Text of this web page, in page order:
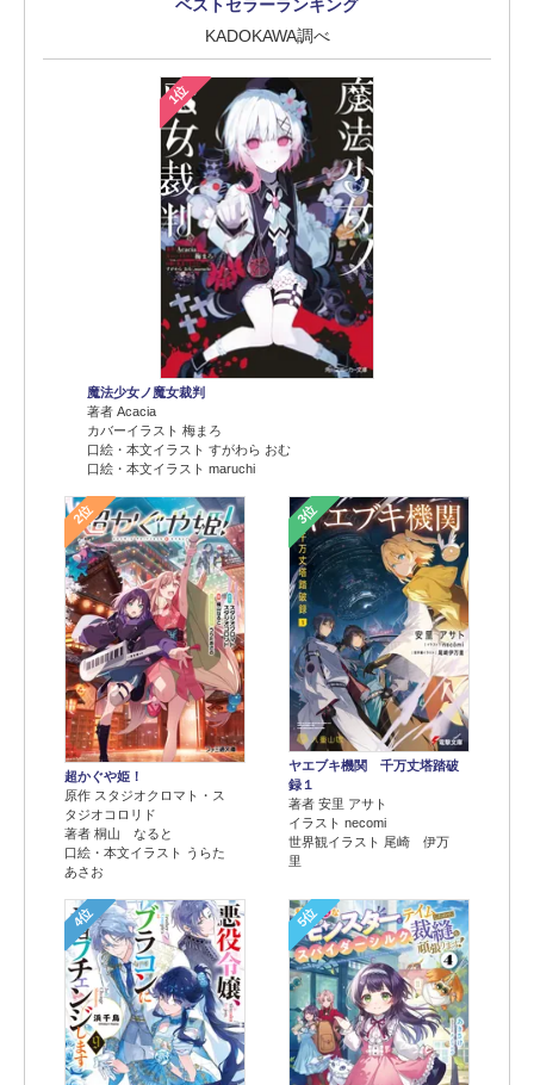
ベストセラーランキング
KADOKAWA調べ
1位
魔法少女ノ魔女裁判
著者 Acacia
カバーイラスト 梅まろ
口絵・本文イラスト すがわら おむ
口絵・本文イラスト maruchi
2位
超かぐや姫！
原作 スタジオクロマト・ス
タジオコロリド
著者 桐山 なると
口絵・本文イラスト うらた
あさお
3位
ヤエブキ機関 千万丈塔踏破
録１
著者 安里 アサト
イラスト necomi
世界観イラスト 尾崎 伊万
里
4位 5位